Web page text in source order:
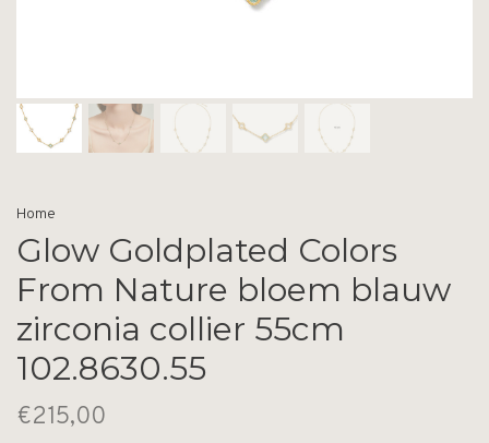
Home
Glow Goldplated Colors
From Nature bloem blauw
zirconia collier 55cm
102.8630.55
€215,00